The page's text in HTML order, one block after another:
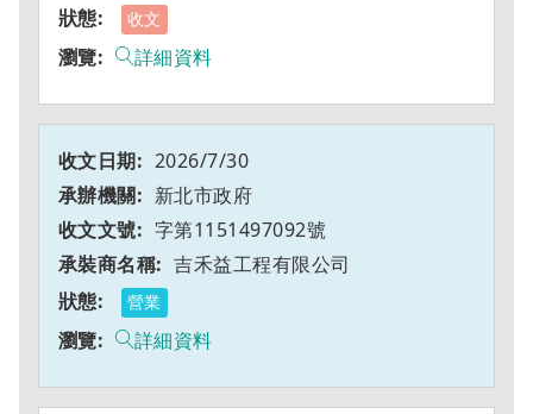
收文
詳細資料
2026/7/30
新北市政府
字第1151497092號
吉禾益工程有限公司
營業
詳細資料